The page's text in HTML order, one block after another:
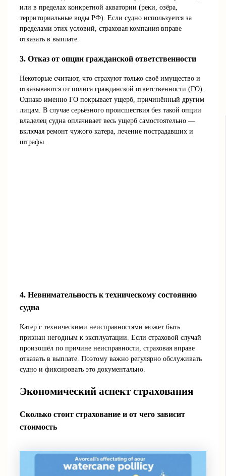
или в пределах конкретной акватории (реки, озёра,
территориальные воды РФ). Если судно используется за
пределами этих условий, страховая компания вправе
отказать в выплате.
3. Отказ от опции гражданской ответственности
Некоторые считают, что страхуют только своё имущество и
отказываются от полиса гражданской ответственности (ГО).
Однако именно ГО покрывает ущерб, причинённый другим
лицам. В случае серьёзного происшествия без такой опции
владелец судна оплачивает весь ущерб самостоятельно —
включая ремонт чужого катера, лечение пострадавших и
штрафы.
4. Невнимательность к техническому состоянию
судна
Катер с техническими неисправностями может быть
признан негодным к эксплуатации. Если страховой случай
произошёл по причине неисправности, страховая вправе
отказать в выплате. Поэтому важно регулярно обслуживать
судно и фиксировать это документально.
Экономический аспект страхования
Сколько стоит страхование и от чего зависит
стоимость